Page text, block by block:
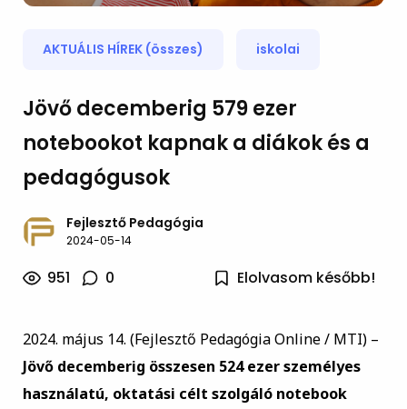
AKTUÁLIS HÍREK (összes) iskolai
Jövő decemberig 579 ezer
notebookot kapnak a diákok és a
pedagógusok
Fejlesztő Pedagógia
2024-05-14
951 0 Elolvasom később!
2024. május 14. (Fejlesztő Pedagógia Online / MTI) –
Jövő decemberig összesen 524 ezer személyes
használatú, oktatási célt szolgáló notebook